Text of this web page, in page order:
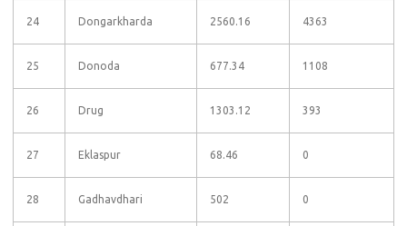
24 Dongarkharda 2560.16 4363
25 Donoda 677.34 1108
26 Drug 1303.12 393
27 Eklaspur 68.46 0
28 Gadhavdhari 502 0